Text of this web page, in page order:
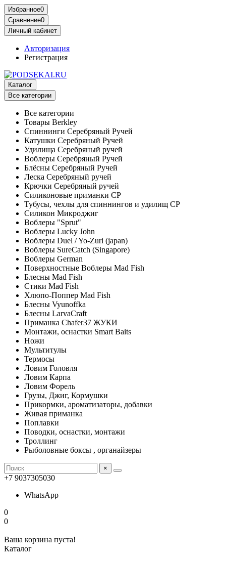
Избранное0
Сравнение0
Личный кабинет
Авторизация
Регистрация
Каталог
Все категории
Все категории
Товары Berkley
Спиннинги Серебряный Ручей
Катушки Серебряный Ручей
Удилища Серебряный ручей
Воблеры Серебряный Ручей
Блёсны Серебряный Ручей
Леска Серебряный ручей
Крючки Серебряный ручей
Силиконовые приманки СР
Тубусы, чехлы для спиннингов и удилищ СР
Силикон Микроджиг
Воблеры "Sprut"
Воблеры Lucky John
Воблеры Duel / Yo-Zuri (japan)
Воблеры SureCatch (Singapore)
Воблеры German
Поверхностные Воблеры Mad Fish
Блесны Mad Fish
Стики Mad Fish
Хлюпо-Поппер Mad Fish
Блесны Vyunoffka
Блесны LarvaCraft
Приманка Chafer37 ЖУКИ
Монтажи, оснастки Smart Baits
Ножи
Мультитулы
Термосы
Ловим Головля
Ловим Карпа
Ловим Форель
Грузы, Джиг, Кормушки
Прикормки, ароматизаторы, добавки
Живая приманка
Поплавки
Поводки, оснастки, монтажи
Троллинг
Рыболовные боксы , органайзеры
×
+7 9037305030
WhatsApp
0
0
Ваша корзина пуста!
Каталог